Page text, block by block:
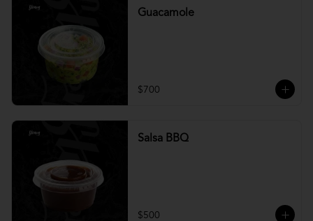
Guacamole
$700
Salsa BBQ
$500